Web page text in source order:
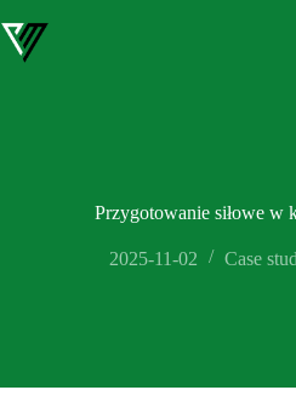
do
treści
Przygotowanie siłowe w
2025-11-02 Case